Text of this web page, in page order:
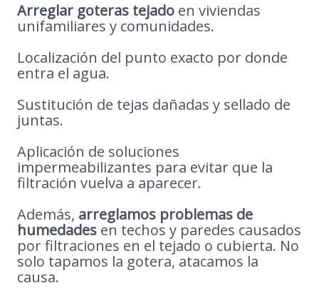
Arreglar goteras tejado en viviendas
unifamiliares y comunidades.
Localización del punto exacto por donde
entra el agua.
Sustitución de tejas dañadas y sellado de
juntas.
Aplicación de soluciones
impermeabilizantes para evitar que la
filtración vuelva a aparecer.
Además, arreglamos problemas de
humedades en techos y paredes causados
por filtraciones en el tejado o cubierta. No
solo tapamos la gotera, atacamos la
causa.